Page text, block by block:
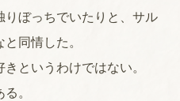
ぼっちでいたりと、サル
同情した。
というわけではない。
。